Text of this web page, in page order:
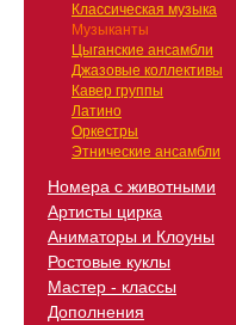
Классическая музыка
Музыканты
Цыганские ансамбли
Джазовые коллективы
Кавер группы
Латино
Оркестры
Этнические ансамбли
Номера с животными
Артисты цирка
Аниматоры и Клоуны
Ростовые куклы
Мастер - классы
Дополнения